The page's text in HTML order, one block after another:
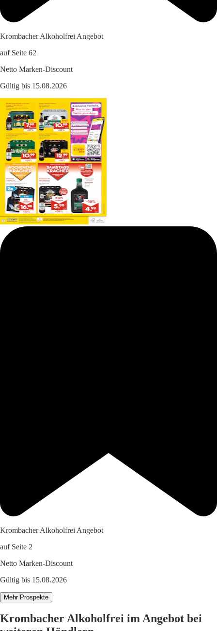
Krombacher Alkoholfrei Angebot
auf Seite 62
Netto Marken-Discount
Gültig bis 15.08.2026
Krombacher Alkoholfrei Angebot
auf Seite 2
Netto Marken-Discount
Gültig bis 15.08.2026
Mehr Prospekte
Krombacher Alkoholfrei im Angebot bei